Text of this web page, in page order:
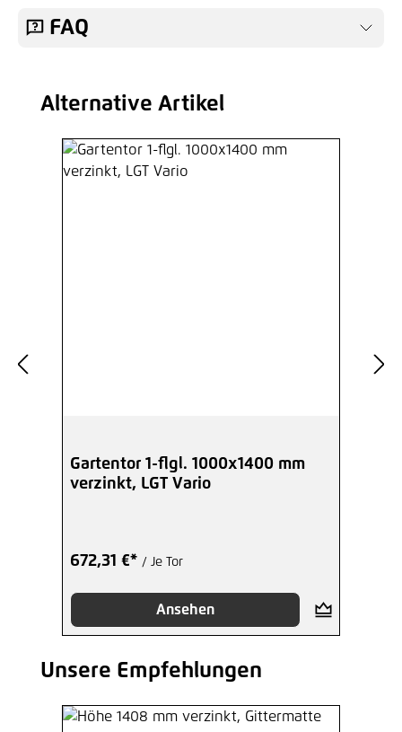
FAQ
Produktgalerie überspringen
Alternative Artikel
Gartentor 1-flgl. 1000x1400 mm
verzinkt, LGT Vario
672,31 €* / Je Tor
Ansehen
Produktgalerie überspringen
Unsere Empfehlungen